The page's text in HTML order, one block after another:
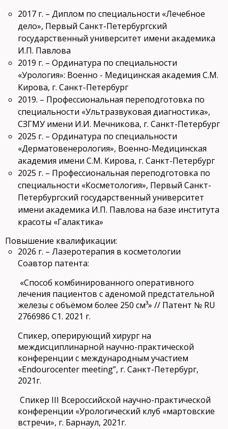
2017 г. – Диплом по специальности «Лечебное
дело», Первый Санкт-Петербургский
государственный университет имени академика
И.П. Павлова
2019 г. – Ординатура по специальности
«Урология»: Военно - Медицинская академия С.М.
Кирова, г. Санкт-Петербург
2019. – Профессиональная переподготовка по
специальности «Ультразвуковая диагностика»,
СЗГМУ имени И.И. Мечникова, г. Санкт-Петербург
2025 г. – Ординатура по специальности
«Дерматовенерология», Военно-Медицинская
академия имени С.М. Кирова, г. Санкт-Петербург
2025 г. – Профессиональная переподготовка по
специальности «Косметология», Первый Санкт-
Петербургский государственный университет
имени академика И.П. Павлова на базе института
красоты «Галактика»
Повышение квалификации:
2026 г. – Лазеротерапия в косметологии
Соавтор патента:
«Способ комбинированного оперативного
лечения пациентов с аденомой предстательной
железы с объёмом более 250 см³» // Патент № RU
2766986 C1. 2021 г.
Спикер, оперирующий хирург на
междисциплинарной научно-практической
конференции с международным участием
«Endourocenter meeting”, г. Санкт-Петербург,
2021г.
Спикер III Всероссийской научно-практической
конференции «Урологический клуб «мартовские
встречи», г. Барнаул, 2021г.